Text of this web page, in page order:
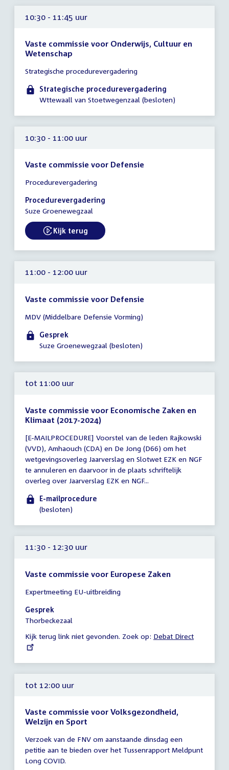
10:30 - 11:45 uur
Vaste commissie voor Onderwijs, Cultuur en
Wetenschap
vergadering
10:30
-
uur
Strategische procedurevergadering
Strategische procedurevergadering
Wttewaall van Stoetwegenzaal (besloten)
10:30 - 11:00 uur
Vaste commissie voor Defensie
vergadering
10:30
-
uur
Procedurevergadering
Procedurevergadering
Suze Groenewegzaal
External link:
Kijk terug
11:00 - 12:00 uur
Vaste commissie voor Defensie
vergadering
11:00
-
uur
MDV (Middelbare Defensie Vorming)
Gesprek
Suze Groenewegzaal (besloten)
tot 11:00 uur
Vaste commissie voor Economische Zaken en
Klimaat (2017-2024)
vergadering
tot
11:00
uur
[E-MAILPROCEDURE] Voorstel van de leden Rajkowski
(VVD), Amhaouch (CDA) en De Jong (D66) om het
wetgevingsoverleg Jaarverslag en Slotwet EZK en NGF
te annuleren en daarvoor in de plaats schriftelijk
overleg over Jaarverslag EZK en NGF...
E-mailprocedure
(besloten)
11:30 - 12:30 uur
Vaste commissie voor Europese Zaken
vergadering
11:30
-
uur
Expertmeeting EU-uitbreiding
Gesprek
Thorbeckezaal
Kijk terug link niet gevonden. Zoek op: External
Debat Direct
tot 12:00 uur
Vaste commissie voor Volksgezondheid,
Welzijn en Sport
vergadering
tot
12:00
Verzoek van de FNV om aanstaande dinsdag een
petitie aan te bieden over het Tussenrapport Meldpunt
Long COVID.